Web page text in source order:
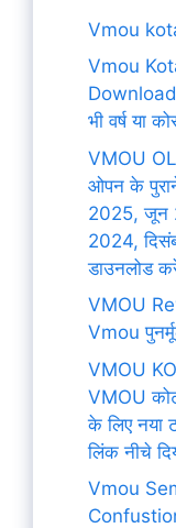
Vmou
Vmou
भी वर्ष या
VMOU
ओपन के
2025, जून
2024,
डाउनलोड
VMOU
Vmou
VMOU
VMOU
के लिए नया
लिंक नीचे
Vmou